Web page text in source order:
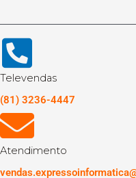
Televendas
(81) 3236-4447
Atendimento